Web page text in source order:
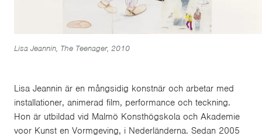
Lisa Jeannin, The Teenager, 2010
Lisa Jeannin är en mångsidig konstnär och arbetar med
installationer, animerad film, performance och teckning.
Hon är utbildad vid Malmö Konsthögskola och Akademie
voor Kunst en Vormgeving, i Nederländerna. Sedan 2005